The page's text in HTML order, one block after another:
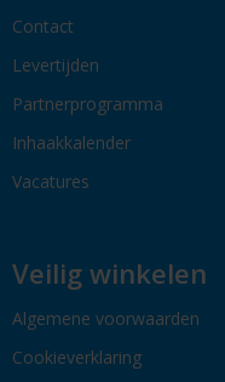
Contact
Levertijden
Partnerprogramma
Inhaakkalender
Vacatures
Veilig winkelen
Algemene voorwaarden
Cookieverklaring